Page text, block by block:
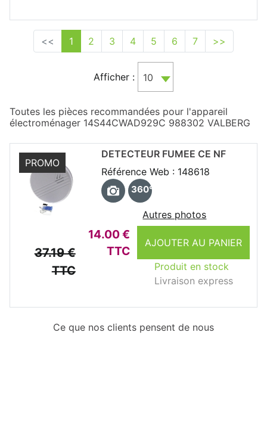
<< 1 2 3 4 5 6 7 >>
Afficher : 10
Toutes les pièces recommandées pour l'appareil
électroménager 14S44CWAD929C 988302 VALBERG
PROMO
37.19 €
TTC
14.00 €
TTC
AJOUTER AU PANIER
Produit en stock
Livraison express
DETECTEUR FUMEE CE NF
Référence Web : 148618
360°
Autres photos
Ce que nos clients pensent de nous